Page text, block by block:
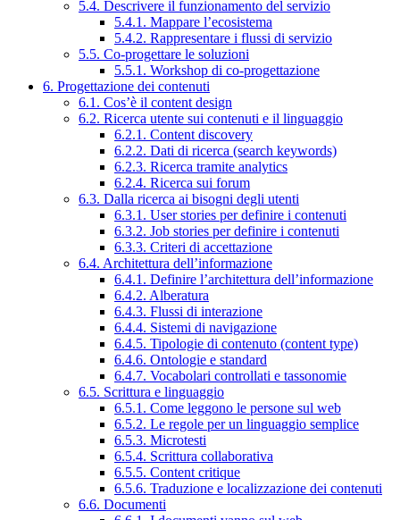
5.4. Descrivere il funzionamento del servizio
5.4.1. Mappare l’ecosistema
5.4.2. Rappresentare i flussi di servizio
5.5. Co-progettare le soluzioni
5.5.1. Workshop di co-progettazione
6. Progettazione dei contenuti
6.1. Cos’è il content design
6.2. Ricerca utente sui contenuti e il linguaggio
6.2.1. Content discovery
6.2.2. Dati di ricerca (search keywords)
6.2.3. Ricerca tramite analytics
6.2.4. Ricerca sui forum
6.3. Dalla ricerca ai bisogni degli utenti
6.3.1. User stories per definire i contenuti
6.3.2. Job stories per definire i contenuti
6.3.3. Criteri di accettazione
6.4. Architettura dell’informazione
6.4.1. Definire l’architettura dell’informazione
6.4.2. Alberatura
6.4.3. Flussi di interazione
6.4.4. Sistemi di navigazione
6.4.5. Tipologie di contenuto (content type)
6.4.6. Ontologie e standard
6.4.7. Vocabolari controllati e tassonomie
6.5. Scrittura e linguaggio
6.5.1. Come leggono le persone sul web
6.5.2. Le regole per un linguaggio semplice
6.5.3. Microtesti
6.5.4. Scrittura collaborativa
6.5.5. Content critique
6.5.6. Traduzione e localizzazione dei contenuti
6.6. Documenti